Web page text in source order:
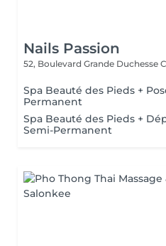
Nails Passion
52, Boulevard Grande Duchesse
Spa Beauté des Pieds +
Permanent
Spa Beauté des Pieds +
Semi-Permanent